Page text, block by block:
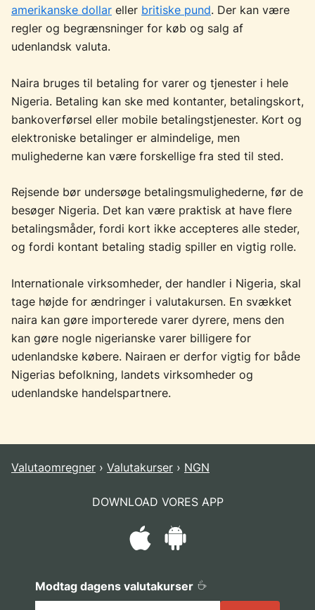
amerikanske dollar eller britiske pund. Der kan være
regler og begrænsninger for køb og salg af
udenlandsk valuta.
Naira bruges til betaling for varer og tjenester i hele
Nigeria. Betaling kan ske med kontanter, betalingskort,
bankoverførsel eller mobile betalingstjenester. Kort og
elektroniske betalinger er almindelige, men
mulighederne kan være forskellige fra sted til sted.
Rejsende bør undersøge betalingsmulighederne, før de
besøger Nigeria. Det kan være praktisk at have flere
betalingsmåder, fordi kort ikke accepteres alle steder,
og fordi kontant betaling stadig spiller en vigtig rolle.
Internationale virksomheder, der handler i Nigeria, skal
tage højde for ændringer i valutakursen. En svækket
naira kan gøre importerede varer dyrere, mens den
kan gøre nogle nigerianske varer billigere for
udenlandske købere. Nairaen er derfor vigtig for både
Nigerias befolkning, landets virksomheder og
udenlandske handelspartnere.
Valutaomregner Valutakurser NGN
DOWNLOAD VORES APP
Modtag dagens valutakurser